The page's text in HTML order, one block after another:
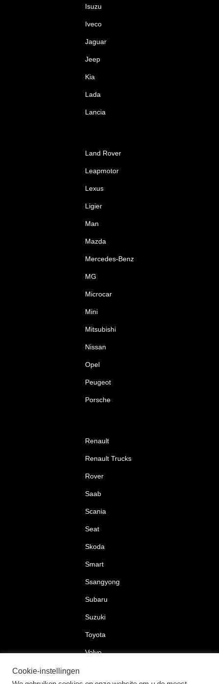
Isuzu
Iveco
Jaguar
Jeep
Kia
Lada
Lancia
Land Rover
Leapmotor
Lexus
Ligier
Man
Mazda
Mercedes-Benz
MG
Microcar
Mini
Mitsubishi
Nissan
Opel
Peugeot
Porsche
Renault
Renault Trucks
Rover
Saab
Scania
Seat
Skoda
Smart
Ssangyong
Subaru
Suzuki
Toyota
Volvo
Cookie-instellingen